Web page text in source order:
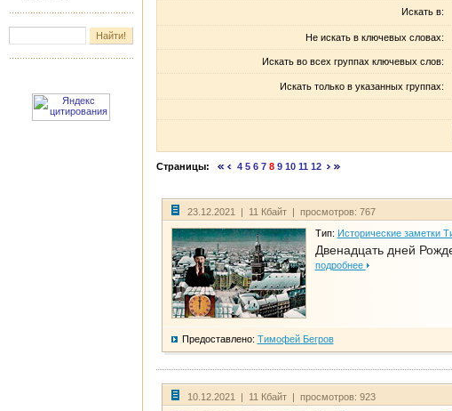
Искать в:
Не искать в ключевых словах:
Искать во всех группах ключевых слов:
Искать только в указанных группах:
Страницы: 4 5 6 7 8 9 10 11 12
23.12.2021 | 11 Кбайт | просмотров: 767
Тип: Исторические заметки
Двенадцать дней
подробнее
Предоставлено: Тимофей Бегров
10.12.2021 | 11 Кбайт | просмотров: 923